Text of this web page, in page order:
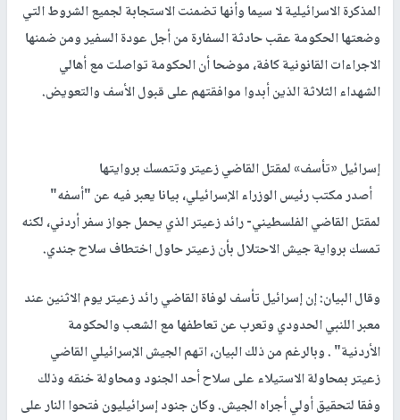
المذكرة الاسرائيلية لا سيما وأنها تضمنت الاستجابة لجميع الشروط التي
وضعتها الحكومة عقب حادثة السفارة من أجل عودة السفير ومن ضمنها
الاجراءات القانونية كافة، موضحا أن الحكومة تواصلت مع أهالي
الشهداء الثلاثة الذين أبدوا موافقتهم على قبول الأسف والتعويض.
إسرائيل «تأسف» لمقتل القاضي زعيتر وتتمسك بروايتها
أصدر مكتب رئيس الوزراء الإسرائيلي، بيانا يعبر فيه عن "أسفه"
لمقتل القاضي الفلسطيني- رائد زعيتر الذي يحمل جواز سفر أردني، لكنه
تمسك برواية جيش الاحتلال بأن زعيتر حاول اختطاف سلاح جندي.
وقال البيان: إن إسرائيل تأسف لوفاة القاضي رائد زعيتر يوم الاثنين عند
معبر اللنبي الحدودي وتعرب عن تعاطفها مع الشعب والحكومة
الأردنية" . وبالرغم من ذلك البيان، اتهم الجيش الإسرائيلي القاضي
زعيتر بمحاولة الاستيلاء على سلاح أحد الجنود ومحاولة خنقه وذلك
وفقا لتحقيق أولي أجراه الجيش. وكان جنود إسرائيليون فتحوا النار على